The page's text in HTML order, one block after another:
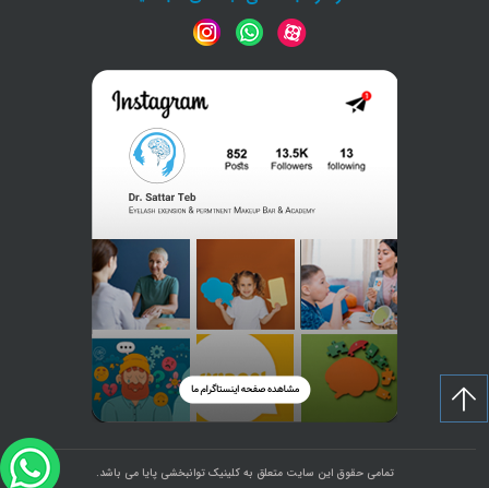
تمامی حقوق این سایت متعلق به کلینیک توانبخشی پایا می باشد.